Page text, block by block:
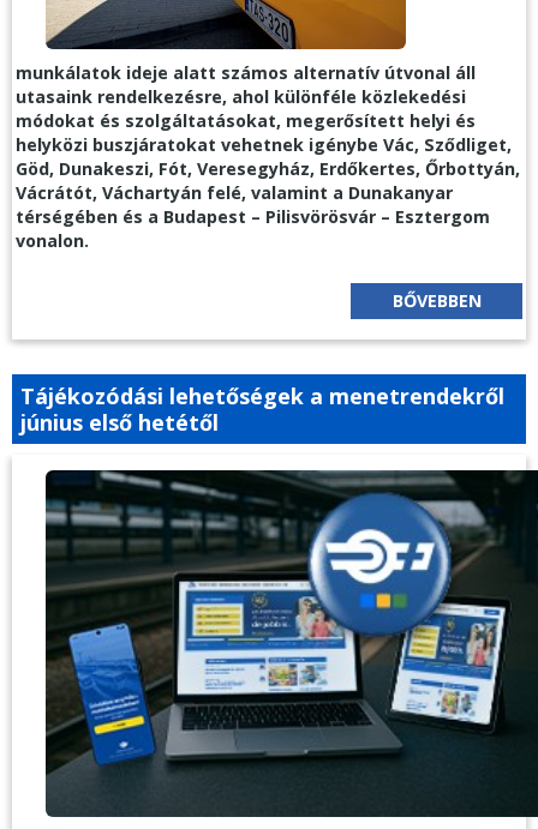
munkálatok ideje alatt számos alternatív útvonal áll
utasaink rendelkezésre, ahol különféle közlekedési
módokat és szolgáltatásokat, megerősített helyi és
helyközi buszjáratokat vehetnek igénybe Vác, Sződliget,
Göd, Dunakeszi, Fót, Veresegyház, Erdőkertes, Őrbottyán,
Vácrátót, Váchartyán felé, valamint a Dunakanyar
térségében és a Budapest – Pilisvörösvár – Esztergom
vonalon.
BŐVEBBEN
Tájékozódási lehetőségek a menetrendekről
június első hetétől